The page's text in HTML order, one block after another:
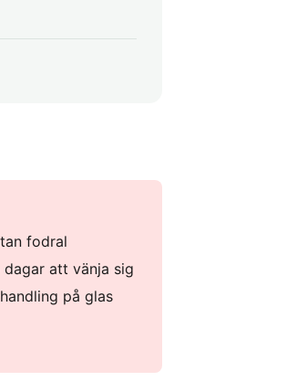
fodral
att vänja sig
på glas